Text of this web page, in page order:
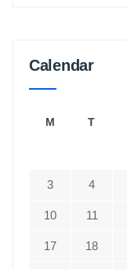
Calendar
M T
3 4
10 11
17 18